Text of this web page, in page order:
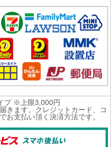
プ ※上限3,000円
きます。クレジットカード、コ
お支払い頂く決済方法です。